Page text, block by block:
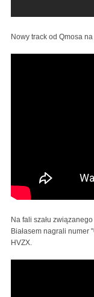
Nowy track od Qmosa
Na fali szału
Białasem nagrali numer
HVZX.